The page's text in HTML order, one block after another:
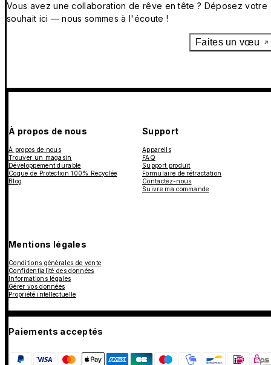
Vous avez une collaboration de rêve en tête ? Déposez votre
souhait ici — nous sommes à l'écoute !
Faites un vœu
À propos de nous
À propos de nous
Trouver un magasin
Développement durable
Coque de Protection 100% Recyclée
Blog
Support
Appareils
FAQ
Support produit
Formulaire de rétractation
Contactez-nous
Suivre ma commande
Mentions légales
Conditions générales de vente
Confidentialité des données
Informations légales
Gérer vos données
Propriété intellectuelle
Paiements acceptés